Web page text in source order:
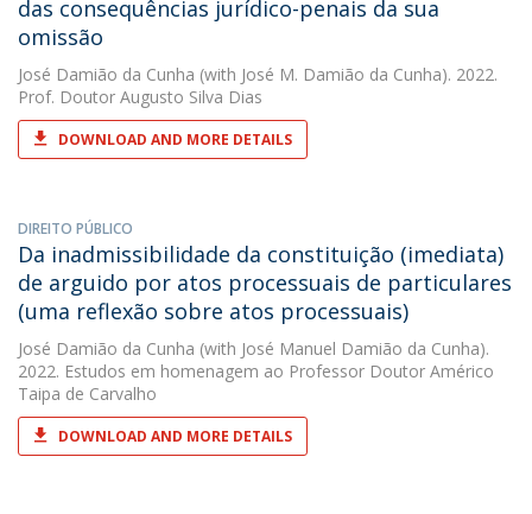
das consequências jurídico-penais da sua
omissão
José Damião da Cunha (with José M. Damião da Cunha). 2022.
Prof. Doutor Augusto Silva Dias
DOWNLOAD AND MORE DETAILS
DIREITO PÚBLICO
Da inadmissibilidade da constituição (imediata)
de arguido por atos processuais de particulares
(uma reflexão sobre atos processuais)
José Damião da Cunha (with José Manuel Damião da Cunha).
2022. Estudos em homenagem ao Professor Doutor Américo
Taipa de Carvalho
DOWNLOAD AND MORE DETAILS